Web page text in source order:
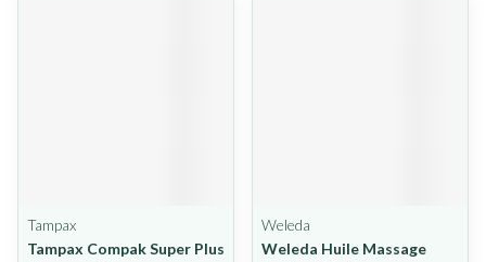
Tampax
Tampax Compak Super Plus
Weleda
Weleda Huile Massage